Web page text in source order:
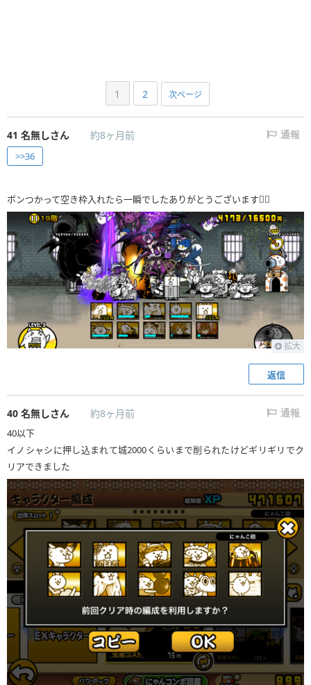
1 2 次ページ
41 名無しさん 約8ヶ月前 通報
>>36
ボンつかって空き枠入れたら一瞬でしたありがとうございます🙇‍♀️
拡大
返信
40 名無しさん 約8ヶ月前 通報
40以下
イノシャシに押し込まれて城2000くらいまで削られたけどギリギリでク
リアできました